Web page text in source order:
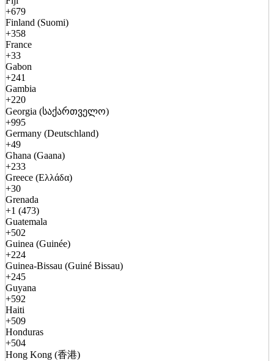
+679
Finland (Suomi)
+358
France
+33
Gabon
+241
Gambia
+220
Georgia (საქართველო)
+995
Germany (Deutschland)
+49
Ghana (Gaana)
+233
Greece (Ελλάδα)
+30
Grenada
+1 (473)
Guatemala
+502
Guinea (Guinée)
+224
Guinea-Bissau (Guiné Bissau)
+245
Guyana
+592
Haiti
+509
Honduras
+504
Hong Kong (香港)